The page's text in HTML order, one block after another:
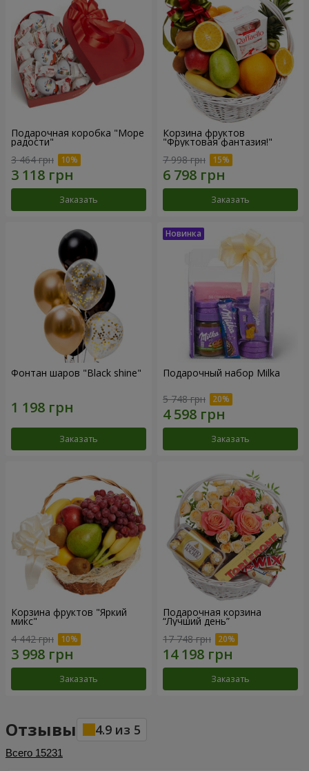
Подарочная коробка "Море
радости"
3 464 грн
Заказать
Корзина фруктов
"Фруктовая фантазия!"
7 998 грн
Заказать
Фонтан шаров "Black shine"
Заказать
Подарочный набор Milka
5 748 грн
Заказать
Корзина фруктов "Яркий
микс"
4 442 грн
Заказать
Подарочная корзина
“Лучший день”
17 748 грн
Заказать
Отзывы 4.9 из 5
Всего 15231